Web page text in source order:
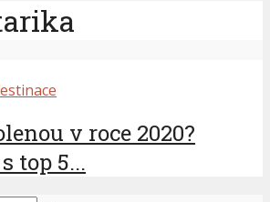
v roce 2020?
top 5...